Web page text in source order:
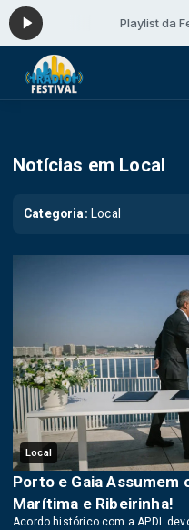
Playlist da
Notícias em Local
Categoria: Local
Local
Porto e Gaia Assumem
Marítima e Ribeirinha!
Acordo histórico com a APDL